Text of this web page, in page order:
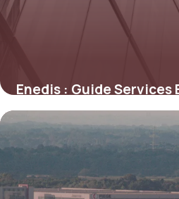
Enedis : Guide Services
5 juin 2026